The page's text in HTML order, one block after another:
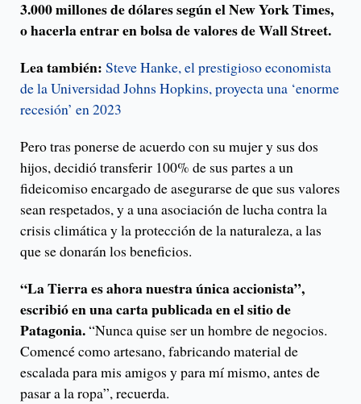
3.000 millones de dólares según el New York Times,
o hacerla entrar en bolsa de valores de Wall Street.
Lea también: Steve Hanke, el prestigioso economista
de la Universidad Johns Hopkins, proyecta una ‘enorme
recesión’ en 2023
Pero tras ponerse de acuerdo con su mujer y sus dos
hijos, decidió transferir 100% de sus partes a un
fideicomiso encargado de asegurarse de que sus valores
sean respetados, y a una asociación de lucha contra la
crisis climática y la protección de la naturaleza, a las
que se donarán los beneficios.
“La Tierra es ahora nuestra única accionista”,
escribió en una carta publicada en el sitio de
Patagonia.“Nunca quise ser un hombre de negocios.
Comencé como artesano, fabricando material de
escalada para mis amigos y para mí mismo, antes de
pasar a la ropa”, recuerda.